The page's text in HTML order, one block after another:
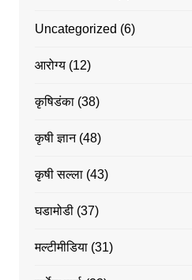
Uncategorized (6)
आरोग्य(12)
कृषिडंका(38)
कृषी ज्ञान(48)
कृषी सल्ला(43)
घडामोडी(37)
मल्टीमीडिया(31)